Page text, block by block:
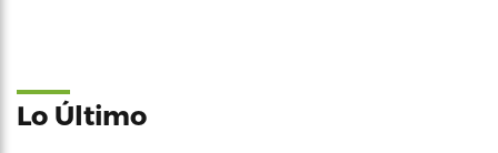
Lo Último